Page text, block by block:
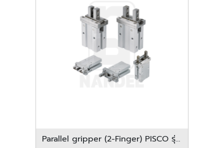
Parallel gripper (2-Finger) PISCO รุ่น